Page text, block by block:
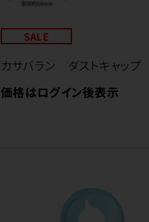
SALE
カサバラン ダストキャップ
価格はログイン後表示